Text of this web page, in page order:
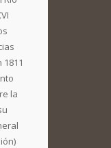
la